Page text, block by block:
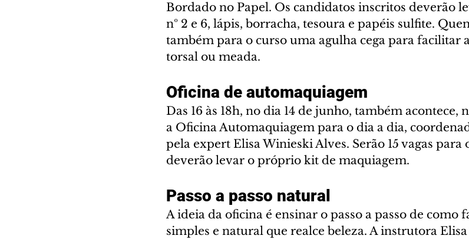
Bordado no Papel. Os candidatos inscritos deverão
nº 2 e 6, lápis, borracha, tesoura e papéis sulfite.
também para o curso uma agulha cega para facilitar
torsal ou meada.
Oficina de automaquiagem
Das 16 às 18h, no dia 14 de junho, também acontece,
a Oficina Automaquiagem para o dia a dia,
pela expert Elisa Winieski Alves. Serão 15 vagas para
deverão levar o próprio kit de maquiagem.
Passo a passo natural
A ideia da oficina é ensinar o passo a passo de como
simples e natural que realce beleza. A instrutora